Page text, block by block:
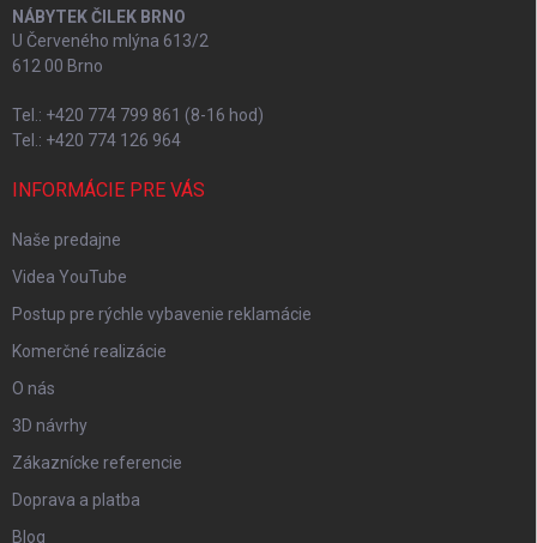
NÁBYTEK ČILEK BRNO
U Červeného mlýna 613/2
612 00 Brno
Tel.: +420 774 799 861 (8-16 hod)
Tel.: +420 774 126 964
INFORMÁCIE PRE VÁS
Naše predajne
Videa YouTube
Postup pre rýchle vybavenie reklamácie
Komerčné realizácie
O nás
3D návrhy
Zákaznícke referencie
Doprava a platba
Blog